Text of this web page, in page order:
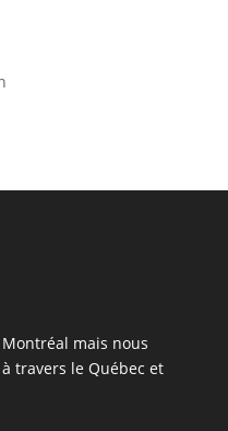
mais nous
travers le Québec et